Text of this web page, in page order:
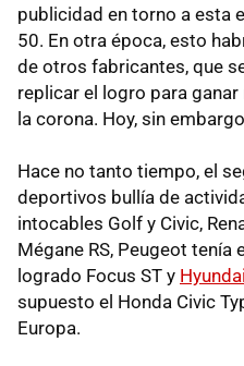
publicidad en torno a esta
50. En otra época, esto
de otros fabricantes, que
replicar el logro para
la corona. Hoy, sin
Hace no tanto tiempo, el
deportivos bullía de
intocables Golf y Civic,
Mégane RS, Peugeot tenía
logrado Focus ST y
supuesto el Honda Civic
Europa.